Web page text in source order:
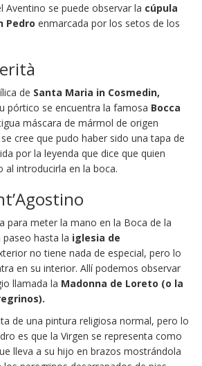
Aventino se puede observar la cúpula
Pedro enmarcada por los setos de los
de Santa Maria in Cosmedin,
pórtico se encuentra la famosa Bocca
máscara de mármol de origen
cree que pudo haber sido una tapa de
por la leyenda que dice que quien
al introducirla en la boca.
para meter la mano en la Boca de la
hasta la iglesia de
no tiene nada de especial, pero lo
en su interior. Allí podemos observar
llamada la Madonna de Loreto (o la
de una pintura religiosa normal, pero lo
es que la Virgen se representa como
lleva a su hijo en brazos mostrándola